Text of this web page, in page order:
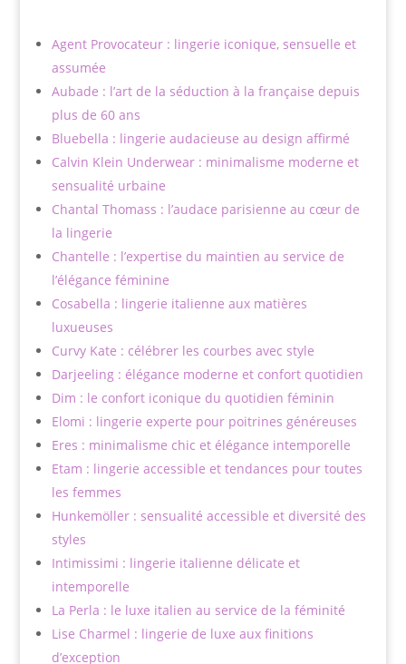
Agent Provocateur : lingerie iconique, sensuelle et
assumée
Aubade : l’art de la séduction à la française depuis
plus de 60 ans
Bluebella : lingerie audacieuse au design affirmé
Calvin Klein Underwear : minimalisme moderne et
sensualité urbaine
Chantal Thomass : l’audace parisienne au cœur de
la lingerie
Chantelle : l’expertise du maintien au service de
l’élégance féminine
Cosabella : lingerie italienne aux matières
luxueuses
Curvy Kate : célébrer les courbes avec style
Darjeeling : élégance moderne et confort quotidien
Dim : le confort iconique du quotidien féminin
Elomi : lingerie experte pour poitrines généreuses
Eres : minimalisme chic et élégance intemporelle
Etam : lingerie accessible et tendances pour toutes
les femmes
Hunkemöller : sensualité accessible et diversité des
styles
Intimissimi : lingerie italienne délicate et
intemporelle
La Perla : le luxe italien au service de la féminité
Lise Charmel : lingerie de luxe aux finitions
d’exception